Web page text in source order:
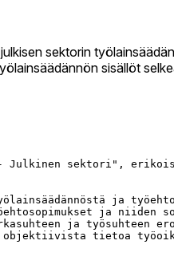
sektorin
sisällöt
- Julkinen sektori",
ja
ja niiden
ja työsuhteen
tietoa